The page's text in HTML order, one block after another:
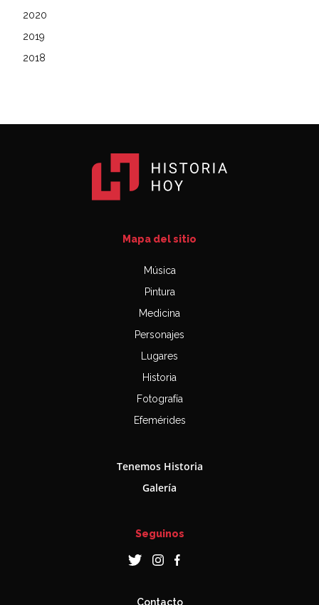
2020
2019
2018
Mapa del sitio
Música
Pintura
Medicina
Personajes
Lugares
Historia
Fotografía
Efemérides
Tenemos Historia
Galería
Seguinos
Contacto